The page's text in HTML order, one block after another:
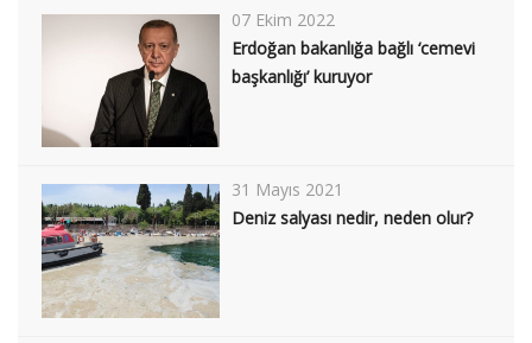
07 Ekim 2022
Erdoğan bakanlığa bağlı ‘cemevi
başkanlığı’ kuruyor
31 Mayıs 2021
Deniz salyası nedir, neden olur?